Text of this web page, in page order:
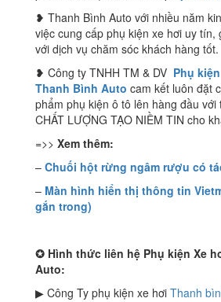
❥ Thanh Bình Auto với nhiều năm
việc cung cấp phụ kiện xe hơi uy tín,
với dịch vụ chăm sóc khách hàng tốt.
❥ Công ty TNHH TM & DV Phụ
Thanh Bình Auto cam kết luôn đặt
phẩm phụ kiện ô tô lên hàng đầu với
CHẤT LƯỢNG TẠO NIỀM TIN cho
=>> Xem thêm:
– Chuối hột rừng ngâm rượu có
– Màn hình hiển thị thông tin
gắn trong)
✪ Hình thức liên hệ Phụ kiện Xe
Auto:
▶ Công Ty phụ kiện xe hơi Thanh